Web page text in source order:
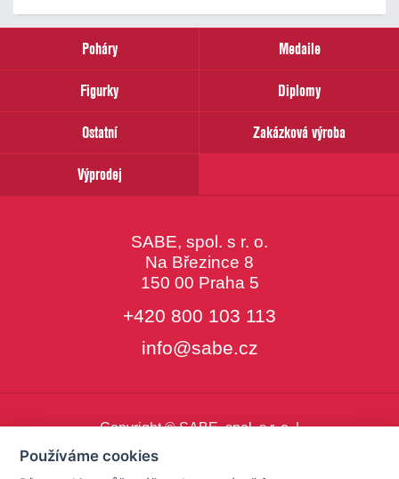
email
Poháry
Medaile
Figurky
Diplomy
Ostatní
Zakázková výroba
Výprodej
SABE, spol. s r. o.
Na Březince 8
150 00 Praha 5
+420 800 103 113
info@sabe.cz
Copyright © SABE, spol. s r. o. |
Používáme cookies